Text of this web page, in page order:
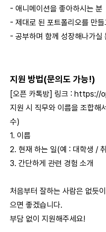
- 애니메이션을 좋아하시는 분
- 제대로 된 포트폴리오를 만
- 공부하며 함께 성장해나가실
지원 방법(문의도 가능!)
[오픈 카톡방] 링크 : https://
지원 시 직무와 이름을 조합해
수)
1. 이름
2. 현재 하는 일(예 : 대학생 /
3. 간단하게 관련 경험 소개
처음부터 잘하는 사람은 없듯
으면 좋겠습니다.
부담 없이 지원해주세요!